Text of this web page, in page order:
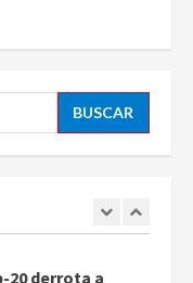
que
20 derrota a